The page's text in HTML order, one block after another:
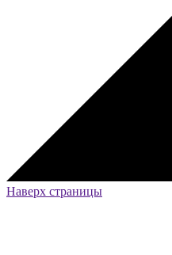
Наверх страницы